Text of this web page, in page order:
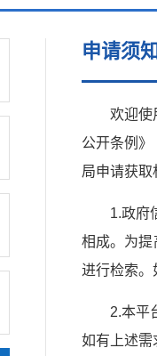
申请须知
欢迎使
公开条例
局申请获取
1.政府
相成。为
进行检索。
2.本平
如有上述需